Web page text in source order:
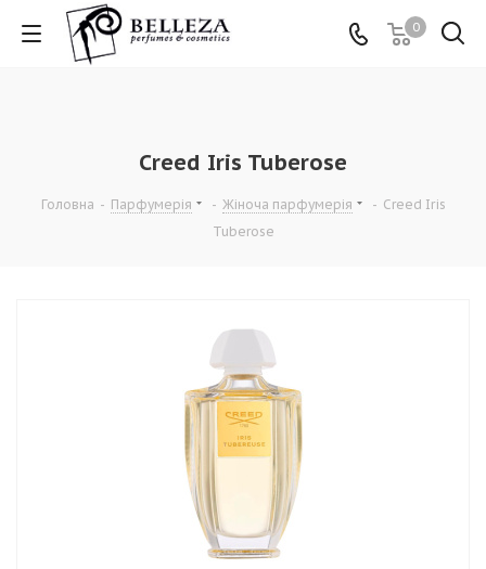
0
Creed Iris Tuberose
Головна - Парфумерія - Жіноча парфумерія - Creed Iris
Tuberose